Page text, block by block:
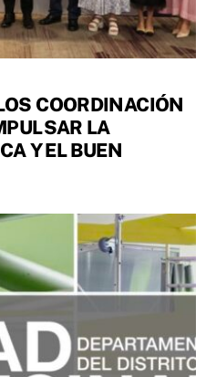
COORDINACIÓN
LA
Y EL BUEN